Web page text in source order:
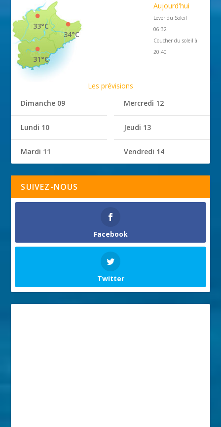
34°C
33°C
31°C
Aujourd'hui
Lever du Soleil
06:32
Coucher du soleil à
20:40
Les prévisions
Dimanche 09
Lundi 10
Mardi 11
Mercredi 12
Jeudi 13
Vendredi 14
SUIVEZ-NOUS
Facebook
Twitter